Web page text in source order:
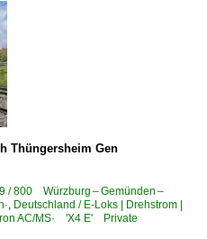
Thüngersheim Gen
/ 800 Würzburg – Gemünden –
Deutschland / E-Loks | Drehstrom |
AC/MS· 'X4 E' Private